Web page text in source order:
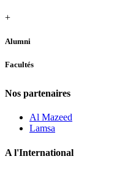
+
Alumni
Facultés
Nos partenaires
Al Mazeed
Lamsa
A l'International